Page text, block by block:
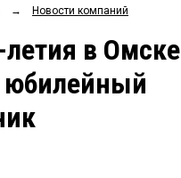
Мнения
Рейтинги
Блоги
→ Новости компаний
в Омске